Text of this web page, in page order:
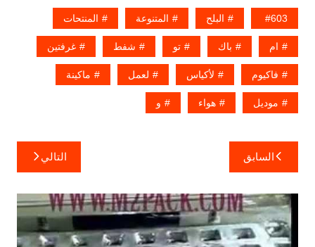
603 البلح المتنوعة المنتحات
ام باك تو شفط غرفتين
فاكيوم لأكياس لعمل ماكينة
موديل هواء و
تصفّح
المقالات
السابق التالي